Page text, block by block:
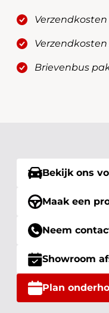
Brievenbus
Bekijk ons
Maak een
Neem
Showroom
Plan